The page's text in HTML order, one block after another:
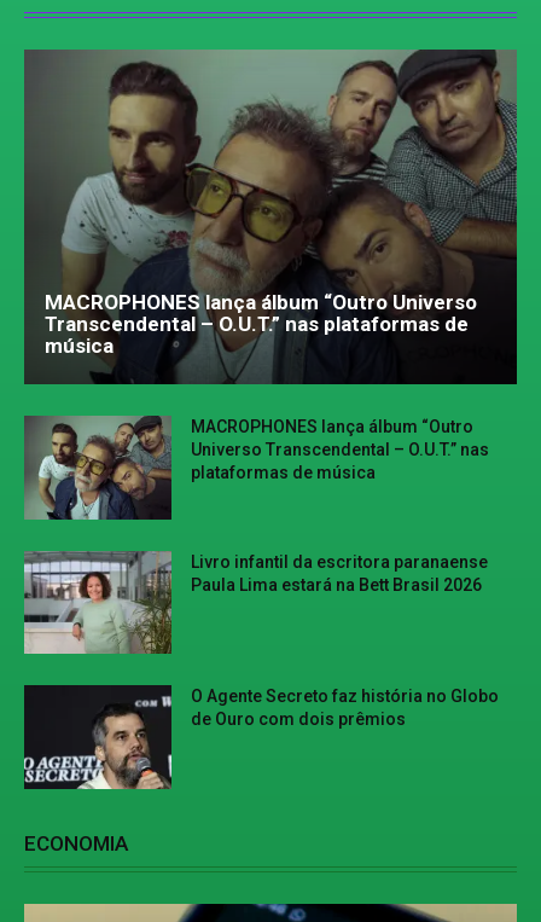
MACROPHONES lança álbum “Outro Universo
Transcendental – O.U.T.” nas plataformas de
música
MACROPHONES lança álbum “Outro
Universo Transcendental – O.U.T.” nas
plataformas de música
Livro infantil da escritora paranaense
Paula Lima estará na Bett Brasil 2026
O Agente Secreto faz história no Globo
de Ouro com dois prêmios
ECONOMIA